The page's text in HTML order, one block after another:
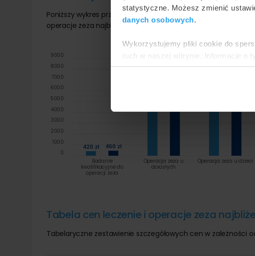
statystyczne. Możesz zmienić
danych osobowych.
Wykorzystujemy pliki cookie do
ruch w naszej witrynie. Informacje o
reklamowym i analitycznym.
Poniższy wykres przedstawia wizualnie minimalne i
operacje zeza najbliżej Białegostoku:
420 zł
9000 zł
460 zł
9000 zł 9000 zł
Badanie
kwalifikacyjne do
operacji zeza
Operacja zeza u
dorosłych
Operacja zeza u dzieci
0
1000
2000
3000
4000
5000
6000
7000
8000
9000
Tabela cen leczenie i operacje zeza
Tabelaryczne zestawienie szczegółowych cen w zależności